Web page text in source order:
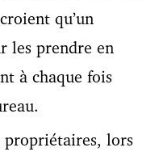
qu’un
les prendre en
à chaque fois
propriétaires, lors